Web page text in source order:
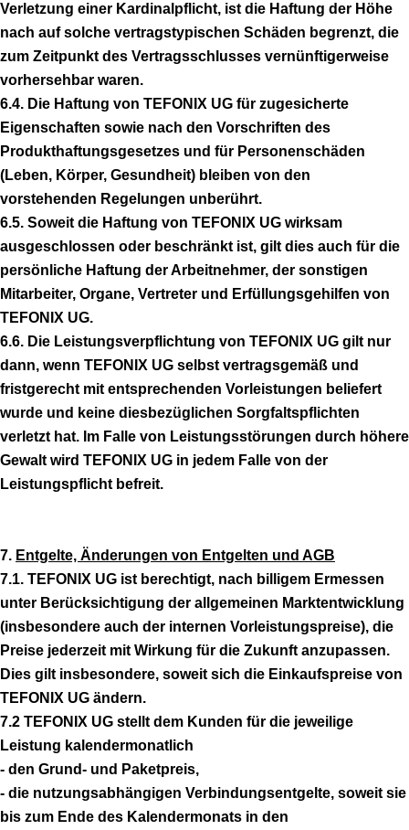
Verletzung einer Kardinalpflicht, ist die Haftung der Höhe
nach auf solche vertragstypischen Schäden begrenzt, die
zum Zeitpunkt des Vertragsschlusses vernünftigerweise
vorhersehbar waren.
6.4. Die Haftung von TEFONIX UG für zugesicherte
Eigenschaften sowie nach den Vorschriften des
Produkthaftungsgesetzes und für Personenschäden
(Leben, Körper, Gesundheit) bleiben von den
vorstehenden Regelungen unberührt.
6.5. Soweit die Haftung von TEFONIX UG wirksam
ausgeschlossen oder beschränkt ist, gilt dies auch für die
persönliche Haftung der Arbeitnehmer, der sonstigen
Mitarbeiter, Organe, Vertreter und Erfüllungsgehilfen von
TEFONIX UG.
6.6. Die Leistungsverpflichtung von TEFONIX UG gilt nur
dann, wenn TEFONIX UG selbst vertragsgemäß und
fristgerecht mit entsprechenden Vorleistungen beliefert
wurde und keine diesbezüglichen Sorgfaltspflichten
verletzt hat. Im Falle von Leistungsstörungen durch höhere
Gewalt wird TEFONIX UG in jedem Falle von der
Leistungspflicht befreit.
7. Entgelte, Änderungen von Entgelten und AGB
7.1. TEFONIX UG ist berechtigt, nach billigem Ermessen
unter Berücksichtigung der allgemeinen Marktentwicklung
(insbesondere auch der internen Vorleistungspreise), die
Preise jederzeit mit Wirkung für die Zukunft anzupassen.
Dies gilt insbesondere, soweit sich die Einkaufspreise von
TEFONIX UG ändern.
7.2 TEFONIX UG stellt dem Kunden für die jeweilige
Leistung kalendermonatlich
- den Grund- und Paketpreis,
- die nutzungsabhängigen Verbindungsentgelte, soweit sie
bis zum Ende des Kalendermonats in den